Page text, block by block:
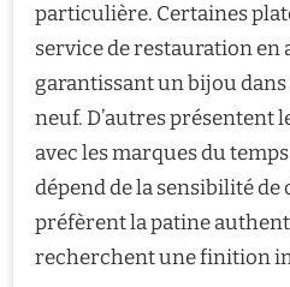
particulière. Certaines
service de restauration en
garantissant un bijou
neuf. D’autres présentent
avec les marques du
dépend de la sensibilité
préfèrent la patine
recherchent une finition